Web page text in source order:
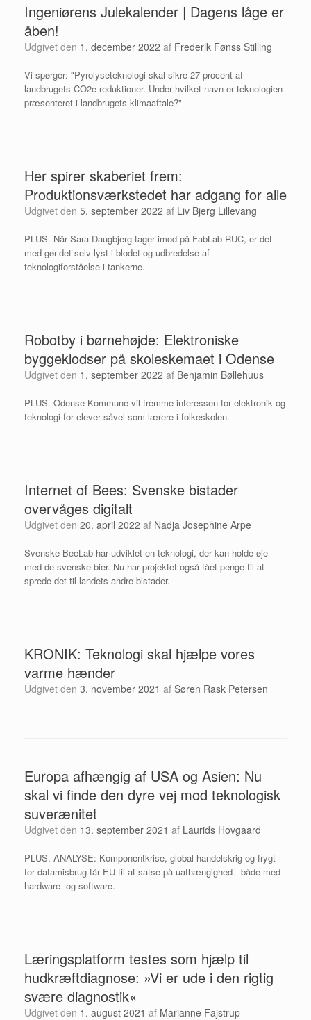
Ingeniørens Julekalender | Dagens låge er
åben!
Udgivet den 1. december 2022 af Frederik Fønss Stilling
Vi spørger: "Pyrolyseteknologi skal sikre 27 procent af
landbrugets CO2e-reduktioner. Under hvilket navn er teknologien
præsenteret i landbrugets klimaaftale?"
Her spirer skaberiet frem:
Produktionsværkstedet har adgang for alle
Udgivet den 5. september 2022 af Liv Bjerg Lillevang
PLUS. Når Sara Daugbjerg tager imod på FabLab RUC, er det
med gør-det-selv-lyst i blodet og udbredelse af
teknologiforståelse i tankerne.
Robotby i børnehøjde: Elektroniske
byggeklodser på skoleskemaet i Odense
Udgivet den 1. september 2022 af Benjamin Bøllehuus
PLUS. Odense Kommune vil fremme interessen for elektronik og
teknologi for elever såvel som lærere i folkeskolen.
Internet of Bees: Svenske bistader
overvåges digitalt
Udgivet den 20. april 2022 af Nadja Josephine Arpe
Svenske BeeLab har udviklet en teknologi, der kan holde øje
med de svenske bier. Nu har projektet også fået penge til at
sprede det til landets andre bistader.
KRONIK: Teknologi skal hjælpe vores
varme hænder
Udgivet den 3. november 2021 af Søren Rask Petersen
Europa afhængig af USA og Asien: Nu
skal vi finde den dyre vej mod teknologisk
suverænitet
Udgivet den 13. september 2021 af Laurids Hovgaard
PLUS. ANALYSE: Komponentkrise, global handelskrig og frygt
for datamisbrug får EU til at satse på uafhængighed - både med
hardware- og software.
Læringsplatform testes som hjælp til
hudkræftdiagnose: »Vi er ude i den rigtig
svære diagnostik«
Udgivet den 1. august 2021 af Marianne Fajstrup